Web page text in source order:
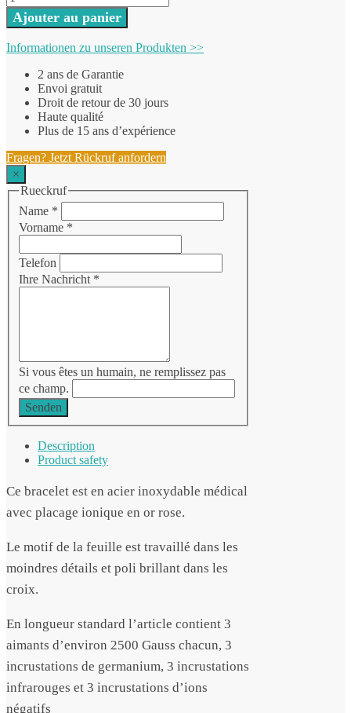
Ajouter au panier
Informationen zu unseren Produkten >>
2 ans de Garantie
Envoi gratuit
Droit de retour de 30 jours
Haute qualité
Plus de 15 ans d’expérience
Fragen? Jetzt Rückruf anfordern
×
Rueckruf
Name *
Vorname *
Telefon
Ihre Nachricht *
Si vous êtes un humain, ne remplissez pas
ce champ.
Senden
Description
Product safety
Ce bracelet est en acier inoxydable médical
avec placage ionique en or rose.
Le motif de la feuille est travaillé dans les
moindres détails et poli brillant dans les
croix.
En longueur standard l’article contient 3
aimants d’environ 2500 Gauss chacun, 3
incrustations de germanium, 3 incrustations
infrarouges et 3 incrustations d’ions
négatifs